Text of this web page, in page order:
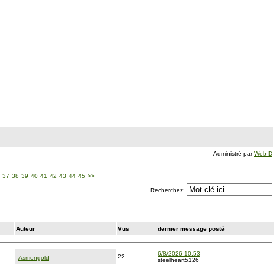
Administré parWeb D
37 38 39 40 41 42 43 44 45 >>
Recherchez:
Auteur Vus dernier message posté
Asmongold 22
6/8/2026 10:53
steelheart5126